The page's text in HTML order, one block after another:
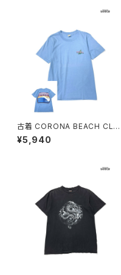
古着 CORONA BEACH CLUB
アメリカ製 ロゴ バックプリント
コットン 半袖 Ｔシャツ 青 (ttu2
¥5,940